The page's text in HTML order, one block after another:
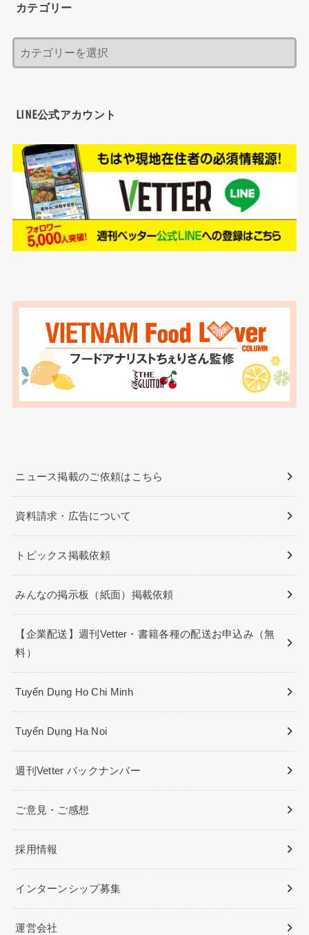
カテゴリー
LINE公式アカウント
ニュース掲載のご依頼はこちら
資料請求・広告について
トピックス掲載依頼
みんなの掲示板（紙面）掲載依頼
【企業配送】週刊Vetter・書籍各種の配送お申込み（無
料）
Tuyển Dụng Ho Chi Minh
Tuyển Dụng Ha Noi
週刊Vetter バックナンバー
ご意見・ご感想
採用情報
インターンシップ募集
運営会社